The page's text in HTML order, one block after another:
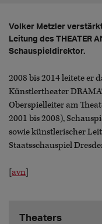
Volker Metzler
Leitung des THEATER
Schauspieldirektor.
2008 bis 2014 leitete er
Künstlertheater
Oberspielleiter am
2001 bis 2008),
sowie künstlerischer
Staatsschauspiel
[avn]
Theaters